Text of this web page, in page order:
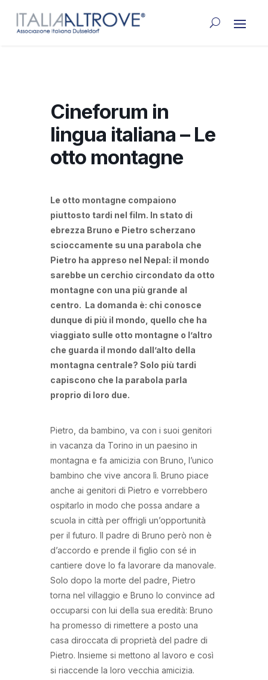
Cineforum in
lingua italiana – Le
otto montagne
Le otto montagne compaiono
piuttosto tardi nel film. In stato di
ebrezza Bruno e Pietro scherzano
scioccamente su una parabola che
Pietro ha appreso nel Nepal: il mondo
sarebbe un cerchio circondato da otto
montagne con una più grande al
centro. La domanda è: chi conosce
dunque di più il mondo, quello che ha
viaggiato sulle otto montagne o l’altro
che guarda il mondo dall’alto della
montagna centrale? Solo più tardi
capiscono che la parabola parla
proprio di loro due.
Pietro, da bambino, va con i suoi genitori
in vacanza da Torino in un paesino in
montagna e fa amicizia con Bruno, l’unico
bambino che vive ancora lì. Bruno piace
anche ai genitori di Pietro e vorrebbero
ospitarlo in modo che possa andare a
scuola in città per offrigli un’opportunità
per il futuro. Il padre di Bruno però non è
d’accordo e prende il figlio con sé in
cantiere dove lo fa lavorare da manovale.
Solo dopo la morte del padre, Pietro
torna nel villaggio e Bruno lo convince ad
occuparsi con lui della sua eredità: Bruno
ha promesso di rimettere a posto una
casa diroccata di proprietà del padre di
Pietro. Insieme si mettono al lavoro e così
si riaccende la loro vecchia amicizia.